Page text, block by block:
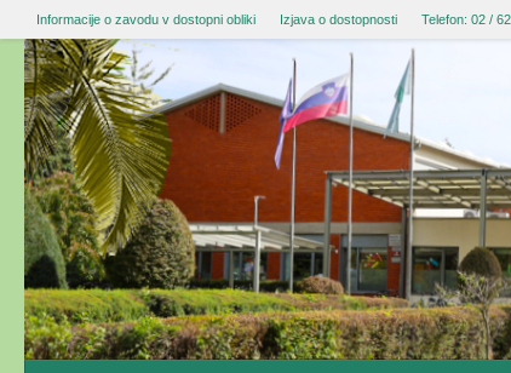
Informacije o zavodu v dostopni obliki Izjava o dostopnosti Telefon: 02 /